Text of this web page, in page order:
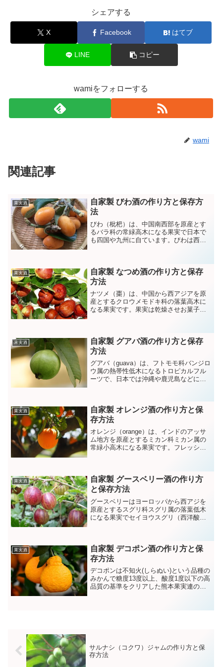
シェアする
X Facebook はてブ
LINE コピー
wamiをフォローする
wami
関連記事
果実酒
自家製 びわ酒の作り方と保存方
法
びわ（枇杷）は、中国南西部を原産とす
るバラ科の常緑高木になる果実で日本で
も四国や九州に自ています。びわは西瓜
果実酒
自家製 なつめ酒の作り方と保存
方法
ナツメ（棗）は、中国から西アジアを原
産とするクロウメモドキ科の落葉高木に
なる果実です。果実は乾燥させお菓子の
果実酒
自家製 グアバ酒の作り方と保存
方法
グアバ（guava）は、フトモモ科バンジロ
ウ属の熱帯性低木になるトロピカルフル
ーツで、日本では沖縄や鹿児島などに自
果実酒
自家製 オレンジ酒の作り方と保
存方法
オレンジ（orange）は、インドのアッサ
ム地方を原産とするミカン科ミカン属の
常緑小高木になる果実です。フレッシュ
果実酒
自家製 グースベリー酒の作り方
と保存方法
グースベリーはヨーロッパから西アジを
原産とするスグリ科スグリ属の落葉低木
になる果実でセイヨウスグリ（西洋酸
果実酒
自家製 デコポン酒の作り方と保
存方法
デコポンは不知火(しらぬい)という品種の
みかんで糖度13度以上、酸度1度以下の高
品質の基準をクリアした熊本果実連の登
Ｃやクエン酸、ペクチン、カリウムなど
サルナシ（コクワ）ジャムの作り方と保
存方法